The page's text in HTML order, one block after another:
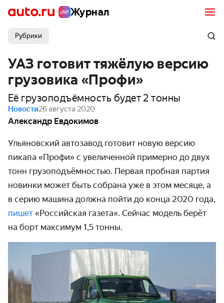
Журнал
Рубрики
УАЗ готовит тяжёлую версию
грузовика «Профи»
Её грузоподъёмность будет 2 тонны
Новости26 августа 2020
Александр Евдокимов
Ульяновский автозавод готовит новую версию
пикапа «Профи» с увеличенной примерно до двух
тонн грузо­подъёмностью. Первая пробная партия
новинки может быть собрана уже в этом месяце, а
в серию машина должна пойти до конца 2020 года,
пишет «Российская газета». Сейчас модель берёт
на борт максимум 1,5 тонны.